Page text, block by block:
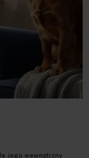
jego wewnętrzny